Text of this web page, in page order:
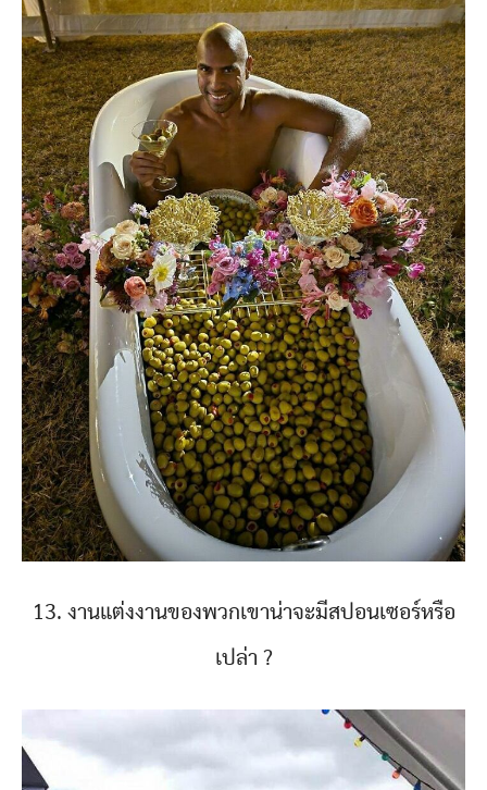
13. งานแต่งงานของพวกเขาน่าจะมีสปอนเซอร์หรือ
เปล่า ?